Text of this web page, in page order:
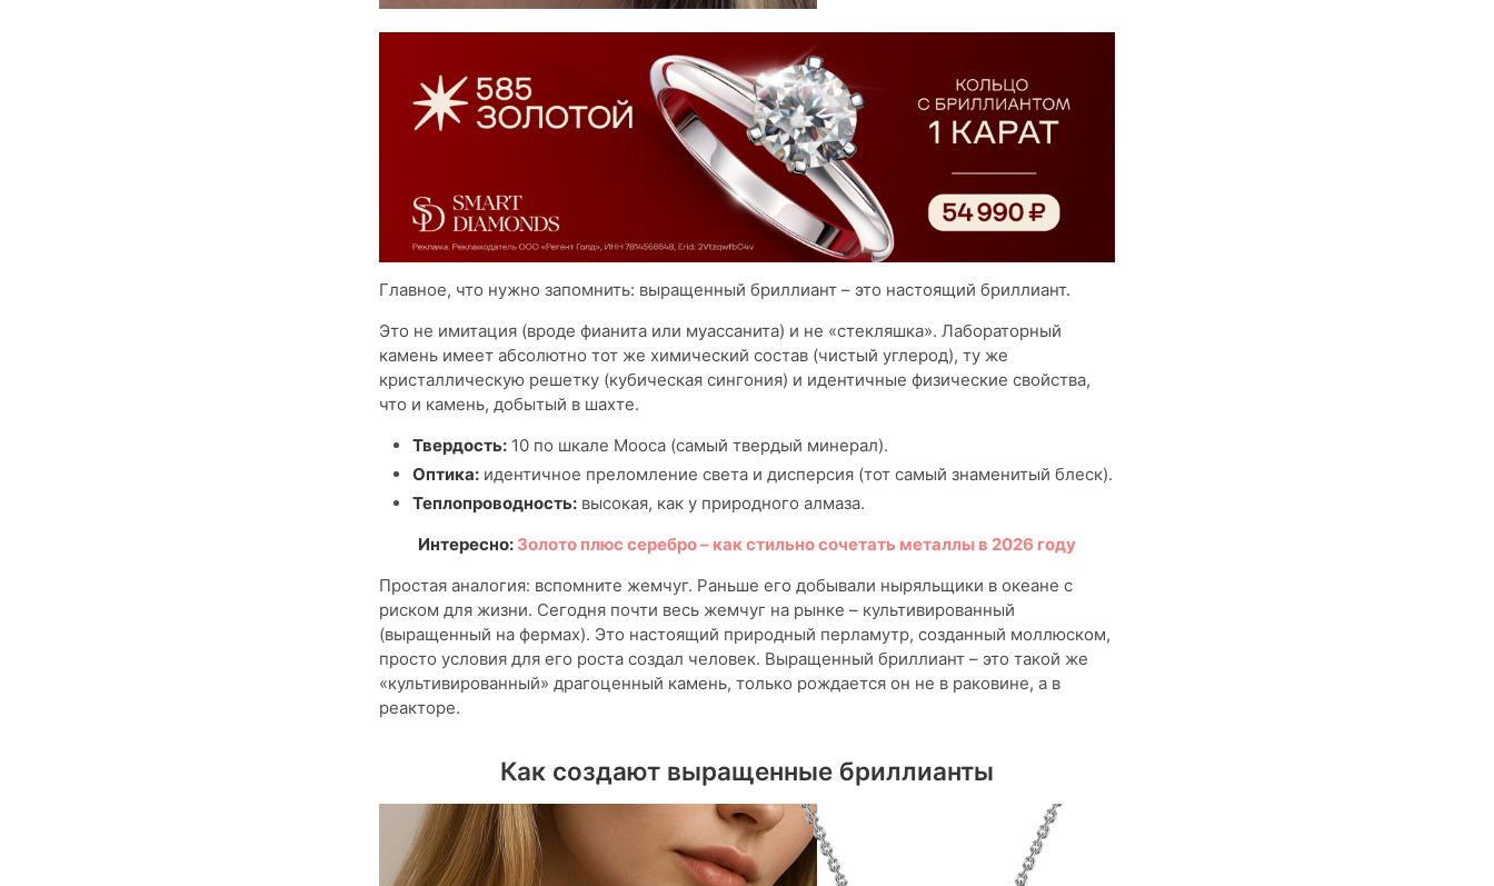
Главное, что нужно запомнить: выращенный бриллиант – это настоящий бриллиант.
Это не имитация (вроде фианита или муассанита) и не «стекляшка». Лабораторный
камень имеет абсолютно тот же химический состав (чистый углерод), ту же
кристаллическую решетку (кубическая сингония) и идентичные физические свойства,
что и камень, добытый в шахте.
Твердость:10 по шкале Мооса (самый твердый минерал).
Оптика:идентичное преломление света и дисперсия (тот самый знаменитый блеск).
Теплопроводность:высокая, как у природного алмаза.
Интересно: Золото плюс серебро – как стильно сочетать металлы в 2026 году
Простая аналогия: вспомните жемчуг. Раньше его добывали ныряльщики в океане с
риском для жизни. Сегодня почти весь жемчуг на рынке – культивированный
(выращенный на фермах). Это настоящий природный перламутр, созданный моллюском,
просто условия для его роста создал человек. Выращенный бриллиант – это такой же
«культивированный» драгоценный камень, только рождается он не в раковине, а в
реакторе.
Как создают выращенные бриллианты